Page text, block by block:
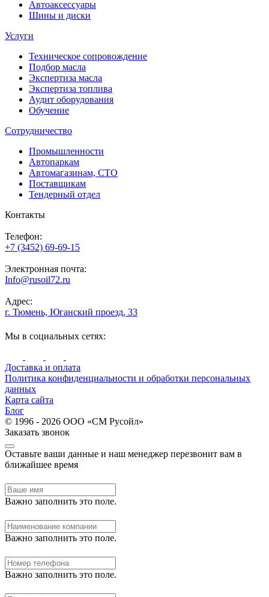
Автоаксессуары
Шины и диски
Услуги
Техническое сопровождение
Подбор масла
Экспертиза масла
Экспертиза топлива
Аудит оборудования
Обучение
Сотрудничество
Промышленности
Автопаркам
Автомагазинам, СТО
Поставщикам
Тендерный отдел
Контакты
Телефон:
+7 (3452) 69-69-15
Электронная почта:
Info@rusoil72.ru
Адрес:
г. Тюмень, Юганский проезд, 33
Мы в социальных сетях:
Доставка и оплата
Политика конфиденциальности и обработки персональных
данных
Карта сайта
Блог
© 1996 - 2026 ООО «СМ Русойл»
Заказать звонок
Оставьте ваши данные и наш менеджер перезвонит вам в
ближайшее время
Важно заполнить это поле.
Важно заполнить это поле.
Важно заполнить это поле.